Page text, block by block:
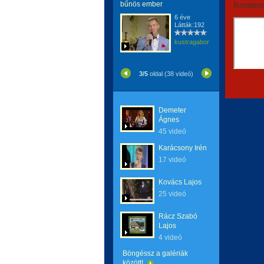
bűnös ember
6 éve
Látták:192
kustragabor
3/5 oldal (38 videó)
Demeter
Ágnes
45 videó
Karácsony Irén
17 videó
Kovács Lajos
25 videó
Rácz Szabó
Lajos
4 videó
Böngéssz a galériák